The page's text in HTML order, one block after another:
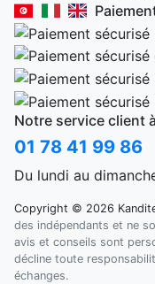
Notre service client
01 78 41 99 86
Du lundi au
Copyright © 2026
des indépendants et ne
avis et conseils sont
décline toute
échanges.